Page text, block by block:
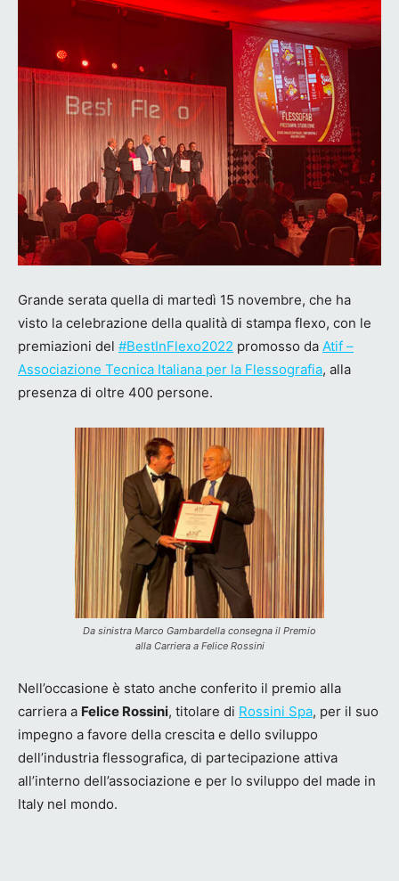
Grande serata quella di martedì 15 novembre, che ha
visto la celebrazione della qualità di stampa flexo, con le
premiazioni del #BestInFlexo2022 promosso da Atif –
Associazione Tecnica Italiana per la Flessografia, alla
presenza di oltre 400 persone.
Da sinistra Marco Gambardella consegna il Premio
alla Carriera a Felice Rossini
Nell’occasione è stato anche conferito il premio alla
carriera a Felice Rossini, titolare di Rossini Spa, per il suo
impegno a favore della crescita e dello sviluppo
dell’industria flessografica, di partecipazione attiva
all’interno dell’associazione e per lo sviluppo del made in
Italy nel mondo.